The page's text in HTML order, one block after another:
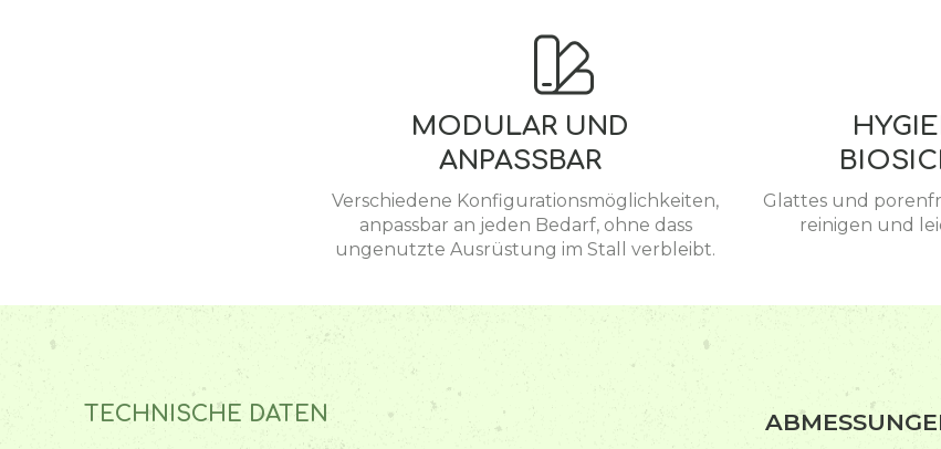
MODULAR UND
ANPASSBAR
Verschiedene Konfigurationsmöglichkeiten,
anpassbar an jeden Bedarf, ohne dass
ungenutzte Ausrüstung im Stall verbleibt.
Glattes und
reinigen und
TECHNISCHE DATEN